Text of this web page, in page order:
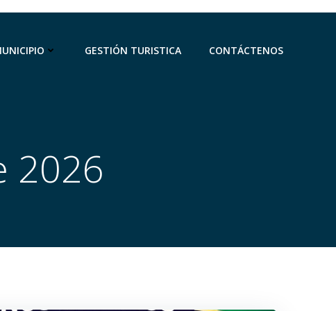
GESTIÓN TURISTICA CONTÁCTENOS
2026